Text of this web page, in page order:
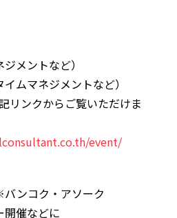
メントなど）
ムマネジメントなど）
リンクからご覧いただけま
event/
ンコク・アソーク
開催などに